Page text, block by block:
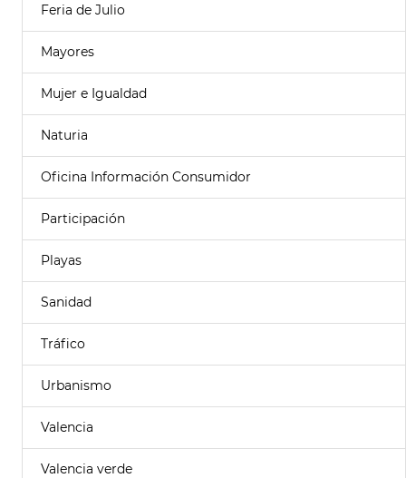
Feria de Julio
Mayores
Mujer e Igualdad
Naturia
Oficina Información Consumidor
Participación
Playas
Sanidad
Tráfico
Urbanismo
Valencia
Valencia verde